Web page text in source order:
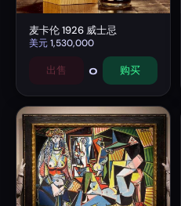
麦卡伦 1926 威士忌
美元1,530,000
出售 0 购买